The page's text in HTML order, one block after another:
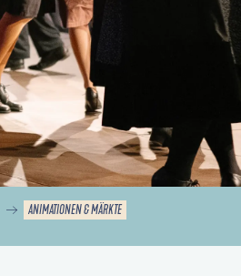
ANIMATIONEN & MÄRKTE